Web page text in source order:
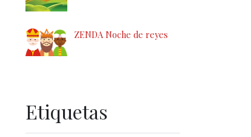
ZENDA Noche de reyes
Etiquetas